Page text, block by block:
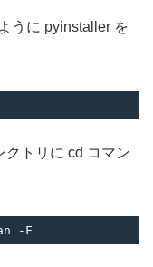
うに pyinstaller を
クトリに cd コマン
-F